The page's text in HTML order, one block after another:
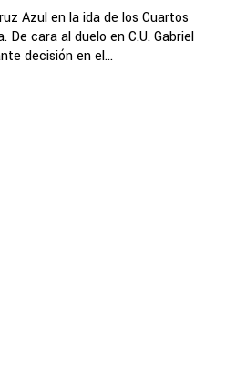
Azul en la ida de los Cuartos
De cara al duelo en C.U. Gabriel
decisión en el...